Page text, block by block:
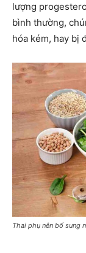
lượng
bình thường,
hóa kém, hay bị
Thai phụ nên bổ sung